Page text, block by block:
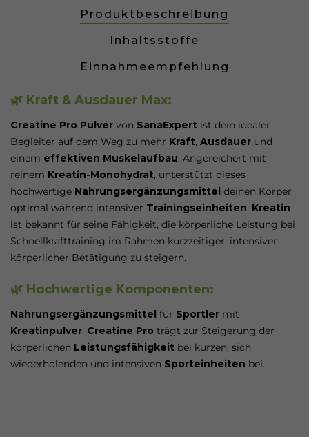
Produktbeschreibung
Inhaltsstoffe
Einnahmeempfehlung
🌿 Kraft & Ausdauer Max:
Creatine Pro Pulver von SanaExpert ist dein idealer
Begleiter auf dem Weg zu mehr Kraft, Ausdauer und
einem effektiven Muskelaufbau. Angereichert mit
reinem Kreatin-Monohydrat, unterstützt dieses
hochwertige Nahrungsergänzungsmittel deinen Körper
optimal während intensiver Trainingseinheiten. Kreatin
ist bekannt für seine Fähigkeit, die körperliche Leistung bei
Schnellkrafttraining im Rahmen kurzzeitiger, intensiver
körperlicher Betätigung zu steigern.
🌿 Hochwertige Komponenten:
Nahrungsergänzungsmittel für Sportler mit
Kreatinpulver. Creatine Pro trägt zur Steigerung der
körperlichen Leistungsfähigkeit bei kurzen, sich
wiederholenden und intensiven Sporteinheiten bei.